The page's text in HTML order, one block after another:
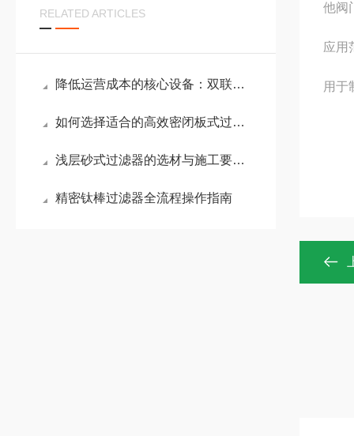
RELATED ARTICLES
降低运营成本的核心设备：双联袋式过滤器应用详解
如何选择适合的高效密闭板式过滤器
浅层砂式过滤器的选材与施工要点是什么？
精密钛棒过滤器全流程操作指南
他阀
应用
用于